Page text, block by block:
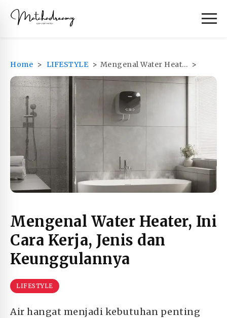
Home > LIFESTYLE > Mengenal Water Heater, Ini Cara Kerja, Jenis Dan Keunggulannya
Mengenal Water Heater, Ini
Cara Kerja, Jenis dan
Keunggulannya
LIFESTYLE
Air hangat menjadi kebutuhan penting